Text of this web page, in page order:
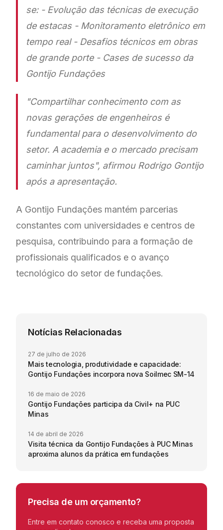
se: - Evolução das técnicas de execução
de estacas - Monitoramento eletrônico em
tempo real - Desafios técnicos em obras
de grande porte - Cases de sucesso da
Gontijo Fundações
"Compartilhar conhecimento com as
novas gerações de engenheiros é
fundamental para o desenvolvimento do
setor. A academia e o mercado precisam
caminhar juntos", afirmou Rodrigo Gontijo
após a apresentação.
A Gontijo Fundações mantém parcerias
constantes com universidades e centros de
pesquisa, contribuindo para a formação de
profissionais qualificados e o avanço
tecnológico do setor de fundações.
Notícias Relacionadas
27 de julho de 2026
Mais tecnologia, produtividade e capacidade:
Gontijo Fundações incorpora nova Soilmec SM-14
16 de maio de 2026
Gontijo Fundações participa da Civil+ na PUC
Minas
14 de abril de 2026
Visita técnica da Gontijo Fundações à PUC Minas
aproxima alunos da prática em fundações
Precisa de um orçamento?
Entre em contato conosco e receba uma proposta